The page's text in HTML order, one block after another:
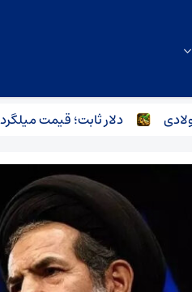
دلار ثابت؛ قیمت میلگرد